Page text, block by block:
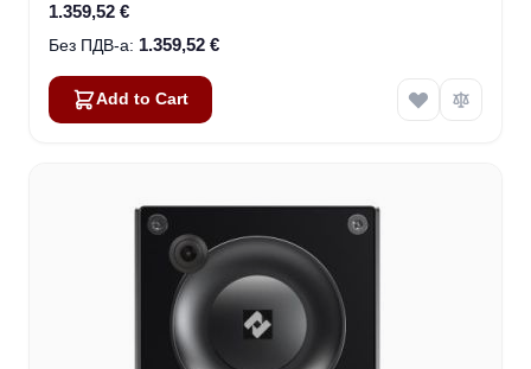
1.359,52 €
1.359,52 €
Add to Cart